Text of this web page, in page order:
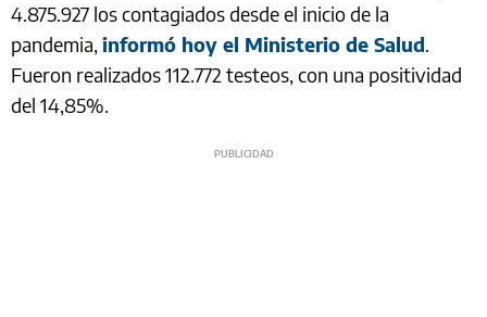
4.875.927 los contagiados desde el inicio de la
pandemia, informó hoy el Ministerio de Salud.
Fueron realizados 112.772 testeos, con una positividad
del 14,85%.